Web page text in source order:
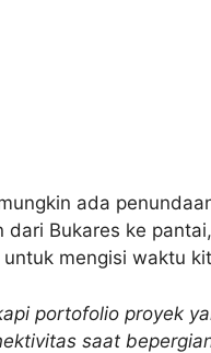
ada
dari Bukares ke
mengisi waktu
portofolio proyek
saat